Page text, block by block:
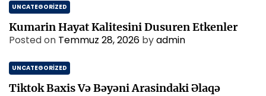
UNCATEGORIZED
Kumarin Hayat Kalitesini Dusuren Etkenler
Posted on Temmuz 28, 2026 byadmin
UNCATEGORIZED
Tiktok Baxis Və Bəyəni Arasindaki Əlaqə